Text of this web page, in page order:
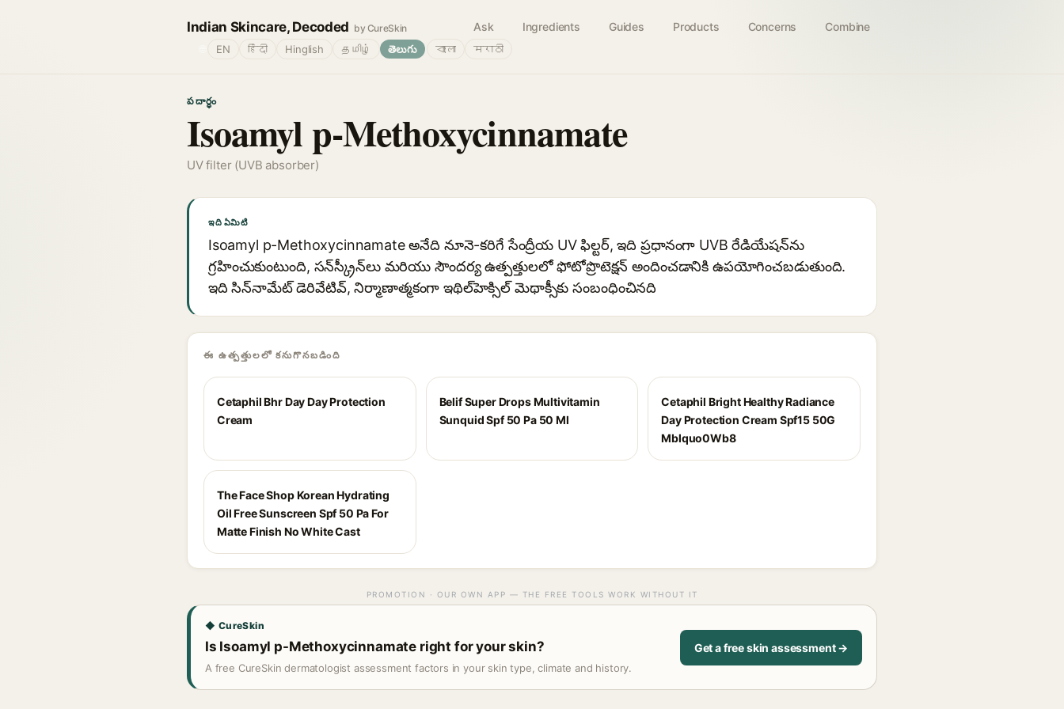
Indian Skincare, Decoded by CureSkin Ask Ingredients Guides Products Concerns Combine
EN हिंदी Hinglish தமிழ் తెలుగు বাংলা मराठी
పదార్థం
Isoamyl p-Methoxycinnamate
UV filter (UVB absorber)
ఇది ఏమిటి
Isoamyl p-Methoxycinnamate అనేది నూనె-కరిగే సేంద్రీయ UV ఫిల్టర్, ఇది ప్రధానంగా UVB రేడియేషన్‌ను
గ్రహించుకుంటుంది, సన్‌స్క్రీన్‌లు మరియు సౌందర్య ఉత్పత్తులలో ఫోటోప్రొటెక్షన్ అందించడానికి ఉపయోగించబడుతుంది.
ఇది సిన్‌నామేట్ డెరివేటివ్, నిర్మాణాత్మకంగా ఇథిల్‌హెక్సిల్ మెథాక్సీకు సంబంధించినది
ఈ ఉత్పత్తులలో కనుగొనబడింది
Cetaphil Bhr Day Day Protection
Cream
Belif Super Drops Multivitamin
Sunquid Spf 50 Pa 50 Ml
Cetaphil Bright Healthy Radiance
Day Protection Cream Spf15 50G
Mblquo0Wb8
The Face Shop Korean Hydrating
Oil Free Sunscreen Spf 50 Pa For
Matte Finish No White Cast
PROMOTION · OUR OWN APP — THE FREE TOOLS WORK WITHOUT IT
◆ CureSkin
Is Isoamyl p-Methoxycinnamate right for your skin?
A free CureSkin dermatologist assessment factors in your skin type, climate and history.
Get a free skin assessment →